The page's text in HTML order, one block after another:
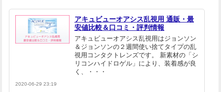
アキュビューオアシス乱視用 通販・最
安値比較＆口コミ・評判情報
アキュビューオアシス乱視用はジョンソン
＆ジョンソンの２週間使い捨てタイプの乱
視用コンタクトレンズです。 新素材の「シ
リコンハイドロゲル」により、装着感が良
く、・・・
2020-06-29 23:19